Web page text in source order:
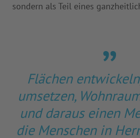
sondern als Teil eines
Flächen
umsetzen,
und daraus einen
die Menschen in